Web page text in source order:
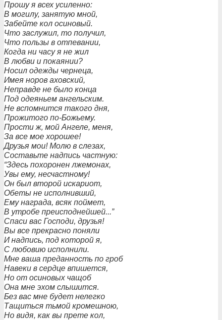
Прошу я всех усиленно:
В могилу, занятую мной,
Забейте кол осиновый.
Что заслужил, то получил,
Что пользы в отпевании,
Когда ни часу я не жил
В любви и покаянии?
Носил одежды чернеца,
Имея норов аховский,
Неправде не было конца
Под одеяньем ангельским.
Не вспомнится такого дня,
Прожитого по-Божьему.
Прости ж, мой Ангеле, меня,
За все мое хорошее!
Друзья мои! Молю в слезах,
Составьте надпись частную:
“Здесь похоронен лжемонах,
Увы ему, несчастному!
Он был второй искариот,
Обеты не исполнивший,
Ему награда, всяк поймет,
В утробе преисподнейшей...”
Спаси вас Господи, друзья!
Вы все прекрасно поняли
И надпись, под которой я,
С любовию исполнили.
Мне ваша преданность по гроб
Навеки в сердце впишется,
Но от осиновых чащоб
Она мне эхом слышится.
Без вас мне будет нелегко
Тащиться тьмой кромешною,
Но видя, как вы прете кол,